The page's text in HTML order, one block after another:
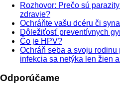
Rozhovor: Prečo sú
zdravie?
Ochráňte vašu dcéru či
Dôležiťosť preventívnych
Čo je HPV?
Ochráň seba a svoju
infekcia sa netýka len žien
Odporúčame